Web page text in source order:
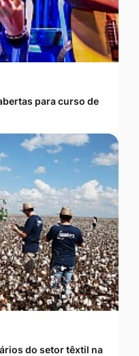
para curso de
do setor têxtil na